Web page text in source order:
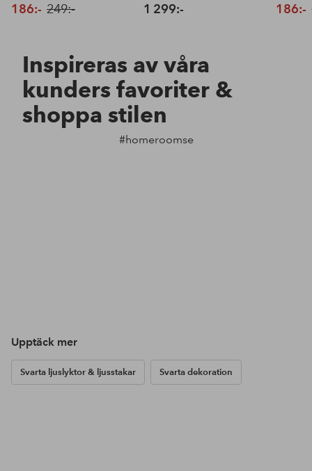
186:- 249:- 1 299:- 186:-
Inspireras av våra
kunders favoriter &
shoppa stilen
#homeroomse
Upptäck mer
Svarta ljuslyktor & ljusstakar Svarta dekoration